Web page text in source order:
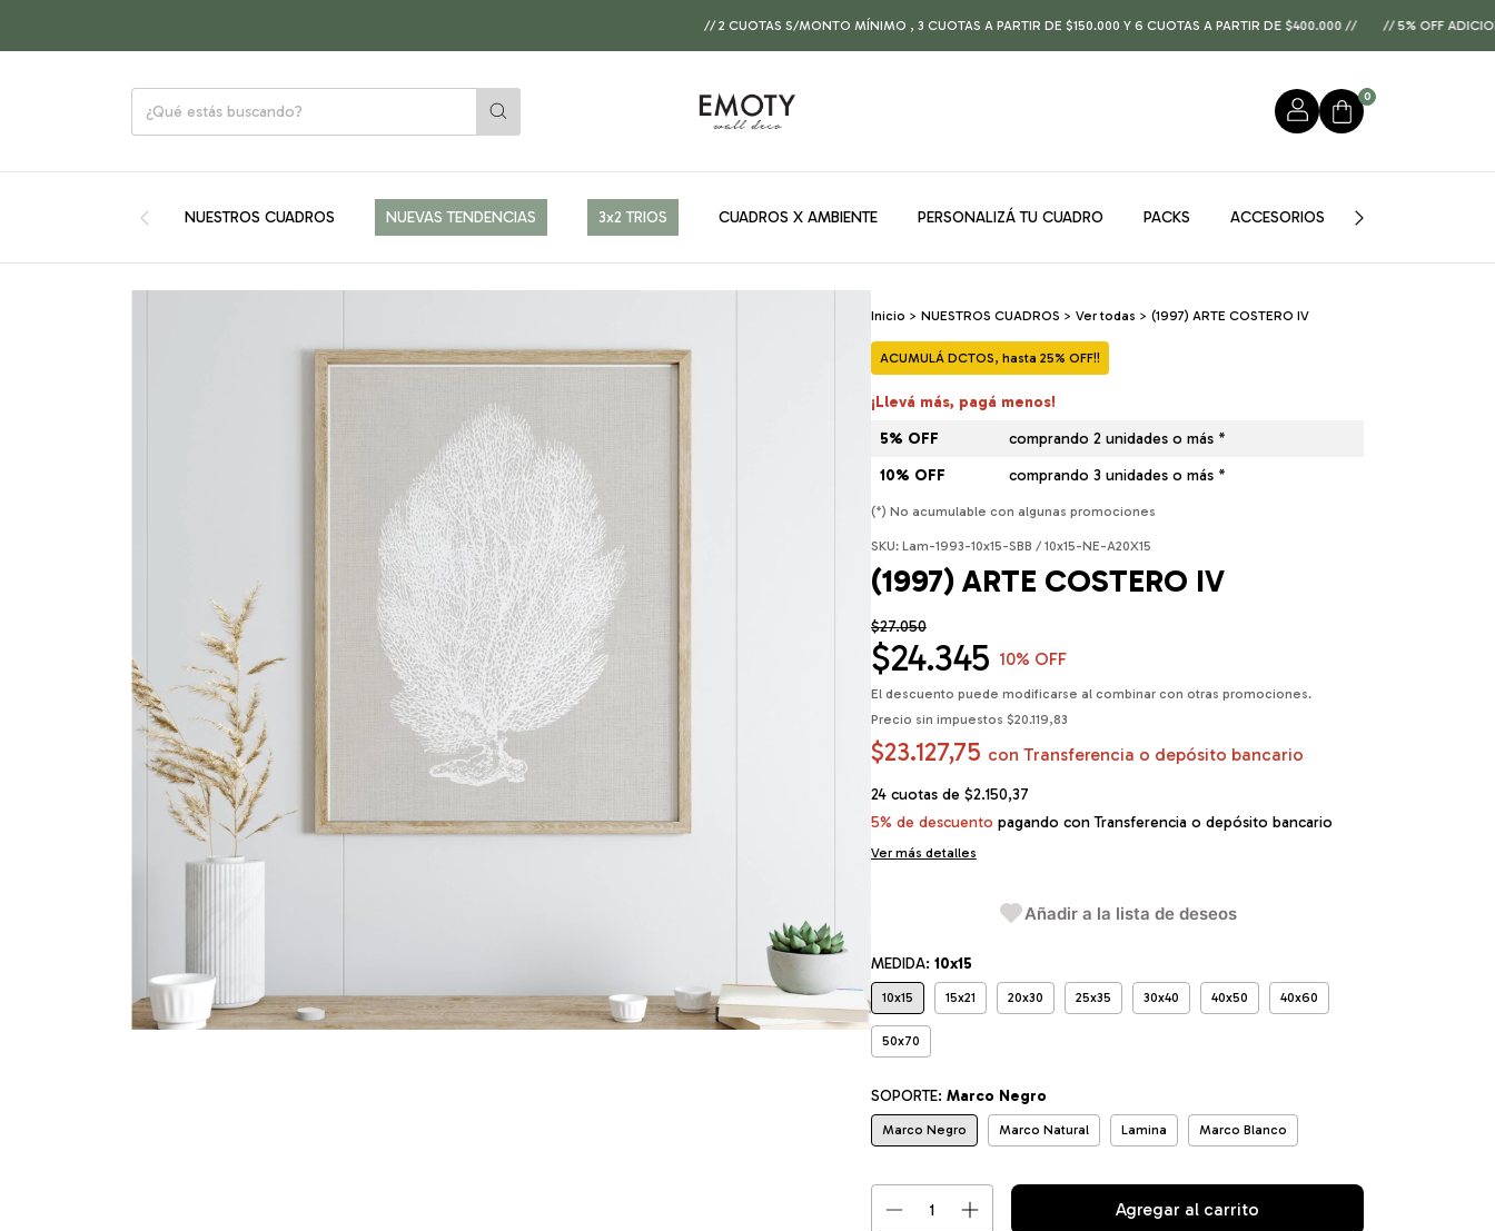
// 2 CUOTAS S/MONTO MÍNIMO , 3 CUOTAS A PARTIR DE $150.000 Y 6 CUOTAS A PARTIR DE $400.000 // // 5% OFF ADICIONAL
0
NUESTROS CUADROS NUEVAS TENDENCIAS 3x2 TRIOS CUADROS X AMBIENTE PERSONALIZÁ TU CUADRO PACKS ACCESORIOS
Inicio > NUESTROS CUADROS > Ver todas > (1997) ARTE COSTERO IV
ACUMULÁ DCTOS, hasta 25% OFF!!
¡Llevá más, pagá menos!
5% OFF
comprando 2 unidades o más *
10% OFF
comprando 3 unidades o más *
(*) No acumulable con algunas promociones
SKU: Lam-1993-10x15-SBB / 10x15-NE-A20X15
(1997) ARTE COSTERO IV
$27.050
$24.345 10% OFF
El descuento puede modificarse al combinar con otras promociones.
Precio sin impuestos $20.119,83
$23.127,75 con Transferencia o depósito bancario
24 cuotas de $2.150,37
5% de descuento pagando con Transferencia o depósito bancario
Ver más detalles
Añadir a la lista de deseos
MEDIDA: 10x15
10x15 15x21 20x30 25x35 30x40 40x50 40x60
50x70
SOPORTE: Marco Negro
Marco Negro Marco Natural Lamina Marco Blanco